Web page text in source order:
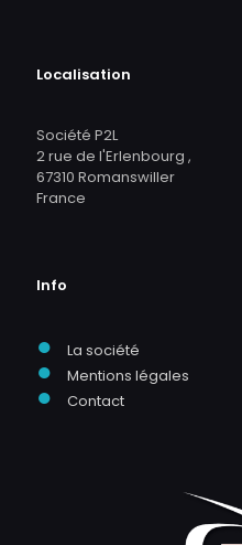
Localisation
Société P2L
2 rue de l'Erlenbourg ,
67310 Romanswiller
France
Info
● La société
● Mentions légales
● Contact